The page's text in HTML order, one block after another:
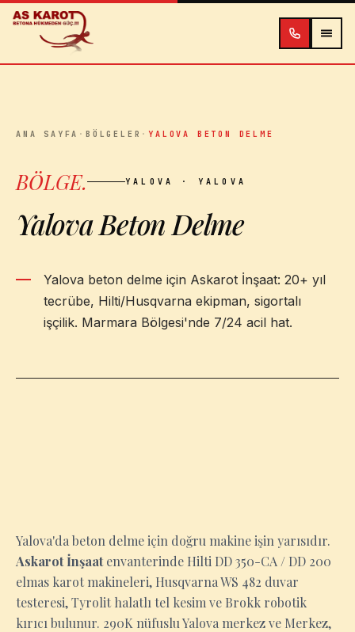
İçeriğe atla
ANA SAYFA ·BÖLGELER ·YALOVA BETON DELME
BÖLGE. YALOVA · YALOVA
Yalova Beton Delme
Yalova beton delme için Askarot İnşaat: 20+ yıl
tecrübe, Hilti/Husqvarna ekipman, sigortalı
işçilik. Marmara Bölgesi'nde 7/24 acil hat.
Yalova'da beton delme için doğru makine işin yarısıdır.
Askarot İnşaatenvanterinde Hilti DD 350-CA / DD 200
elmas karot makineleri, Husqvarna WS 482 duvar
testeresi, Tyrolit halatlı tel kesim ve Brokk robotik
kırıcı bulunur. 290K nüfuslu Yalova merkez ve Merkez,